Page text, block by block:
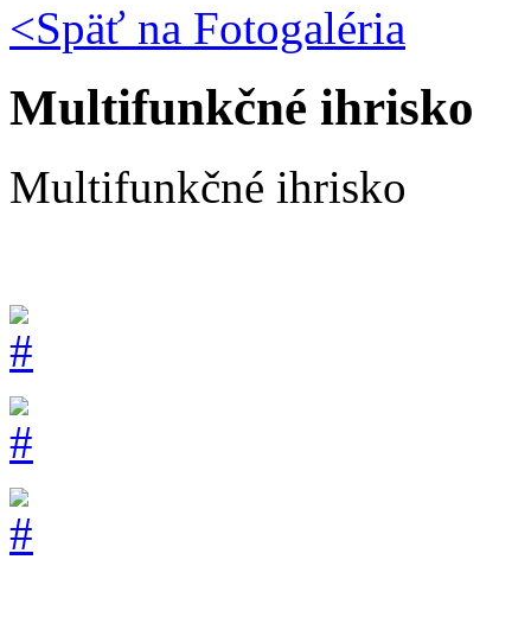
<Späť na Fotogaléria
Multifunkčné ihrisko
Multifunkčné ihrisko